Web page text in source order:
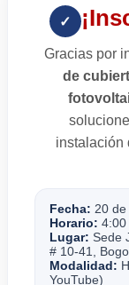
✓
Gracias por
de
instalación
Fecha: 20
Horario: 4:00
Lugar: Sede
# 10-41,
Modalidad:
YouTube)